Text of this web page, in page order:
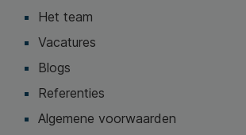
Het team
Vacatures
Blogs
Referenties
Algemene voorwaarden